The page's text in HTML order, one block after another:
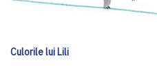
Culorile lui Lili